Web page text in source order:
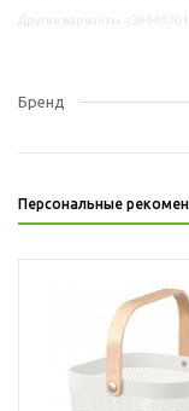
Бренд
Персональные